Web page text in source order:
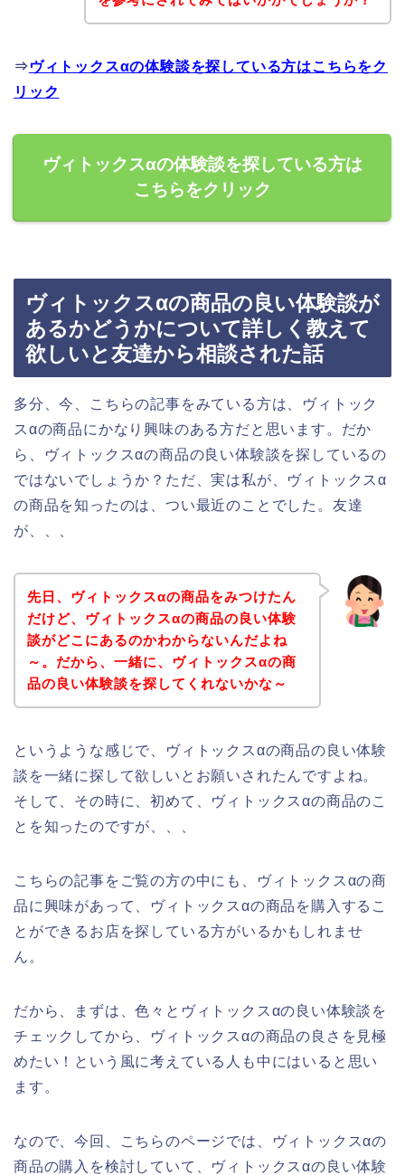
⇒ ヴィトックスαの体験談を探している方はこちらをク
リック
ヴィトックスαの体験談を探している方は
こちらをクリック
ヴィトックスαの商品の良い体験談が
あるかどうかについて詳しく教えて
欲しいと友達から相談された話
多分、今、こちらの記事をみている方は、ヴィトック
スαの商品にかなり興味のある方だと思います。だか
ら、ヴィトックスαの商品の良い体験談を探しているの
ではないでしょうか？ただ、実は私が、ヴィトックスα
の商品を知ったのは、つい最近のことでした。友達
が、、、
先日、ヴィトックスαの商品をみつけたん
だけど、ヴィトックスαの商品の良い体験
談がどこにあるのかわからないんだよね
～。だから、一緒に、ヴィトックスαの商
品の良い体験談を探してくれないかな～
というような感じで、ヴィトックスαの商品の良い体験
談を一緒に探して欲しいとお願いされたんですよね。
そして、その時に、初めて、ヴィトックスαの商品のこ
とを知ったのですが、、、
こちらの記事をご覧の方の中にも、ヴィトックスαの商
品に興味があって、ヴィトックスαの商品を購入するこ
とができるお店を探している方がいるかもしれませ
ん。
だから、まずは、色々とヴィトックスαの良い体験談を
チェックしてから、ヴィトックスαの商品の良さを見極
めたい！という風に考えている人も中にはいると思い
ます。
なので、今回、こちらのページでは、ヴィトックスαの
商品の購入を検討していて、ヴィトックスαの良い体験